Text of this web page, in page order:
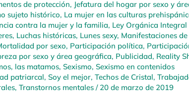
de protección, Jefatura del hogar por sexo y
sujeto histórico, La mujer en las culturas
contra la mujer y la familia, Ley Orgánica Integral
, Luchas históricas, Lunes sexy, Manifestaciones de
por sexo, Participación política,
por sexo y área geográfica, Publicidad, Reality
las matamos, Sexismo, Sexismo en contenidos
patriarcal, Soy el mejor, Techos de Cristal,
, Transtornos mentales / 20 de marzo de 2019